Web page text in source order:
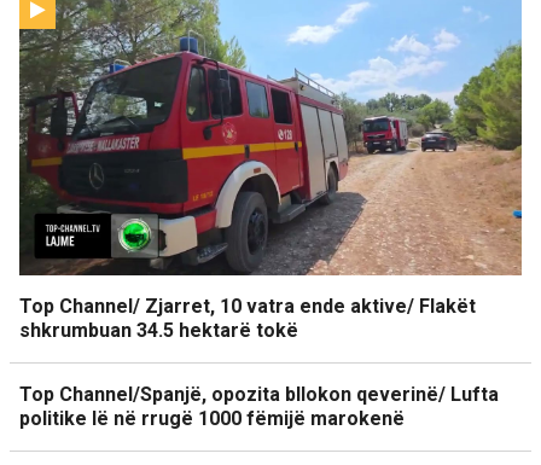
Top Channel/ Zjarret, 10 vatra ende aktive/ Flakët
shkrumbuan 34.5 hektarë tokë
Top Channel/Spanjë, opozita bllokon qeverinë/ Lufta
politike lë në rrugë 1000 fëmijë marokenë